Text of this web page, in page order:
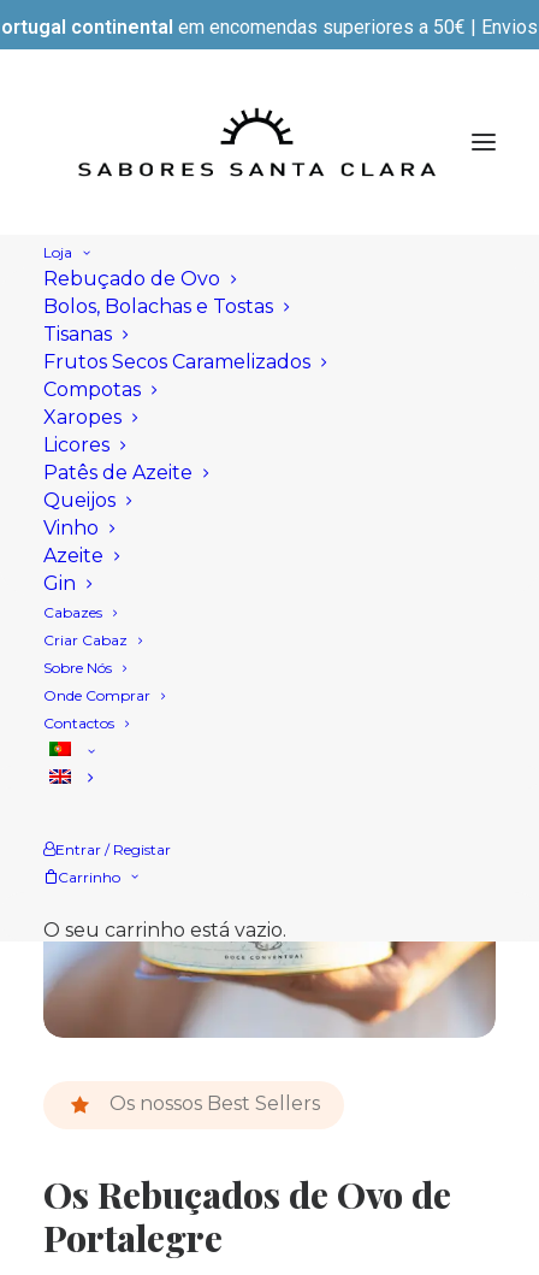
continental em encomendas superiores a 50€ |
Loja
Rebuçado de Ovo
Bolos, Bolachas e Tostas
Tisanas
Frutos Secos Caramelizados
Compotas
Xaropes
Licores
Patês de Azeite
Queijos
Vinho
Azeite
Gin
Cabazes
Criar Cabaz
Sobre Nós
Onde Comprar
Contactos
Entrar / Registar
Carrinho
O seu carrinho está vazio.
Os nossos Best Sellers
Os Rebuçados de Ovo de
Portalegre